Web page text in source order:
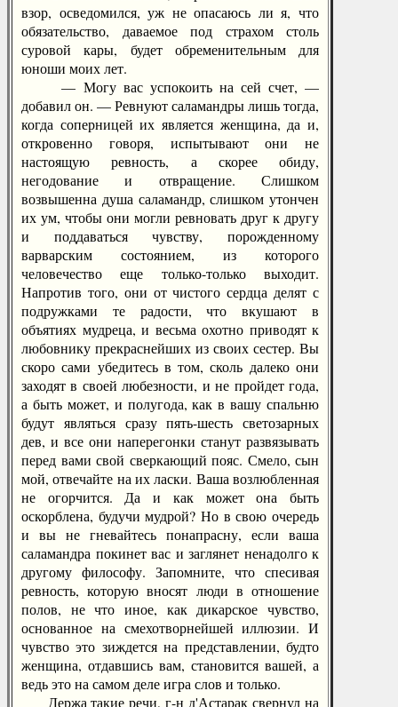
взор, осведомился, уж не опасаюсь ли я, что
обязательство, даваемое под страхом столь
суровой кары, будет обременительным для
юноши моих лет.
— Могу вас успокоить на сей счет, —
добавил он. — Ревнуют саламандры лишь тогда,
когда соперницей их является женщина, да и,
откровенно говоря, испытывают они не
настоящую ревность, а скорее обиду,
негодование и отвращение. Слишком
возвышенна душа саламандр, слишком утончен
их ум, чтобы они могли ревновать друг к другу
и поддаваться чувству, порожденному
варварским состоянием, из которого
человечество еще только-только выходит.
Напротив того, они от чистого сердца делят с
подружками те радости, что вкушают в
объятиях мудреца, и весьма охотно приводят к
любовнику прекраснейших из своих сестер. Вы
скоро сами убедитесь в том, сколь далеко они
заходят в своей любезности, и не пройдет года,
а быть может, и полугода, как в вашу спальню
будут являться сразу пять-шесть светозарных
дев, и все они наперегонки станут развязывать
перед вами свой сверкающий пояс. Смело, сын
мой, отвечайте на их ласки. Ваша возлюбленная
не огорчится. Да и как может она быть
оскорблена, будучи мудрой? Но в свою очередь
и вы не гневайтесь понапрасну, если ваша
саламандра покинет вас и заглянет ненадолго к
другому философу. Запомните, что спесивая
ревность, которую вносят люди в отношение
полов, не что иное, как дикарское чувство,
основанное на смехотворнейшей иллюзии. И
чувство это зиждется на представлении, будто
женщина, отдавшись вам, становится вашей, а
ведь это на самом деле игра слов и только.
Держа такие речи, г-н д'Астарак свернул на